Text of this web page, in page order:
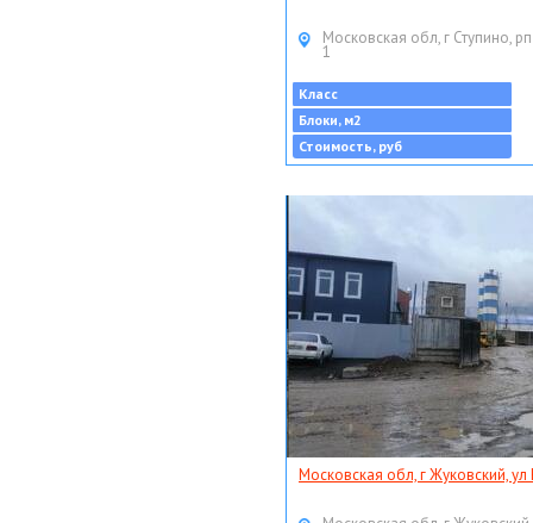
Московская обл, г Ступино,
1
Класс
Блоки, м2
Стоимость, руб
Московская обл, г Жуковский,